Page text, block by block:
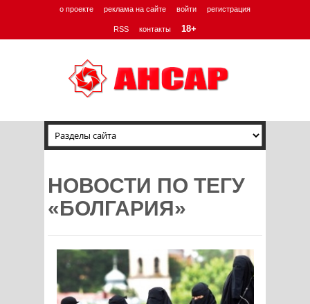
о проекте реклама на сайте войти регистрация
RSS контакты 18+
НОВОСТИ ПО ТЕГУ
«БОЛГАРИЯ»